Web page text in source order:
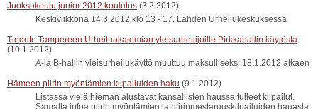
Juoksukoulu junior 2012 koulutus (3.2.2012)
Keskiviikkona 14.3.2012 klo 13 - 17, Lahden Urheilukeskuksessa
Tiedote Tampereen Urheiluakatemian yleisurheilijoille Pirkkahallin käytösta
(10.1.2012)
A-ja B-hallin yleisurheilukäyttö muuttuu maksulliseksi 18.1.2012 alkaen
Hämeen piirin myöntämien kilpailuiden haku (9.1.2012)
Listassa vielä hieman alustavat kansallisten haussa tulleet kilpailut.
Samalla infoa piirin myöntämien ja piirinmestaruuskilpailuiden hauasta.